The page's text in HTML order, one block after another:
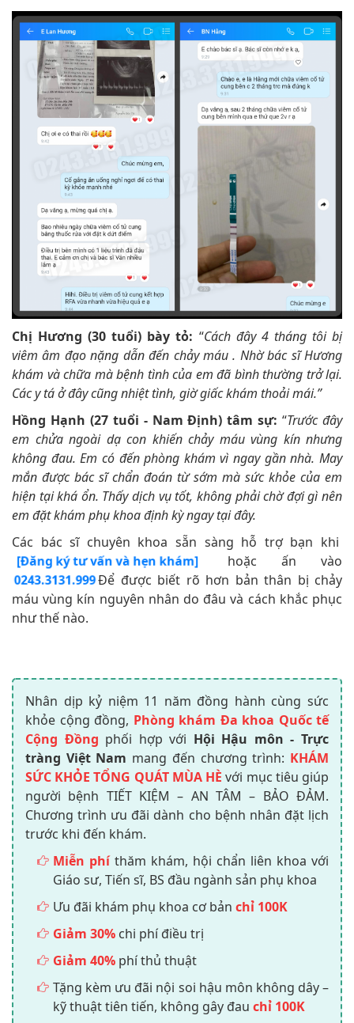
Chị Hương (30 tuổi) bày tỏ: “Cách đây 4 tháng tôi bị
viêm âm đạo nặng dẫn đến chảy máu . Nhờ bác sĩ Hương
khám và chữa mà bệnh tình của em đã bình thường trở lại.
Các y tá ở đây cũng nhiệt tình, giờ giấc khám thoải mái.”
Hồng Hạnh (27 tuổi - Nam Định) tâm sự: “Trước đây
em chửa ngoài dạ con khiến chảy máu vùng kín nhưng
không đau. Em có đến phòng khám vì ngay gần nhà. May
mắn được bác sĩ chẩn đoán từ sớm mà sức khỏe của em
hiện tại khá ổn. Thấy dịch vụ tốt, không phải chờ đợi gì nên
em đặt khám phụ khoa định kỳ ngay tại đây.
Các bác sĩ chuyên khoa sẵn sàng hỗ trợ bạn khi
[Đăng ký tư vấn và hẹn khám] hoặc ấn vào
0243.3131.999Để được biết rõ hơn bản thân bị chảy
máu vùng kín nguyên nhân do đâu và cách khắc phục
như thế nào.
Nhân dịp kỷ niệm 11 năm đồng hành cùng sức
khỏe cộng đồng, Phòng khám Đa khoa Quốc tế
Cộng Đồng phối hợp với Hội Hậu môn - Trực
tràng Việt Nam mang đến chương trình: KHÁM
SỨC KHỎE TỔNG QUÁT MÙA HÈ với mục tiêu giúp
người bệnh TIẾT KIỆM – AN TÂM – BẢO ĐẢM.
Chương trình ưu đãi dành cho bệnh nhân đặt lịch
trước khi đến khám.
Miễn phíthăm khám, hội chẩn liên khoa với
Giáo sư, Tiến sĩ, BS đầu ngành sản phụ khoa
Ưu đãi khám phụ khoa cơ bản chỉ 100K
Giảm 30% chi phí điều trị
Giảm 40% phí thủ thuật
Tặng kèm ưu đãi nội soi hậu môn không dây –
kỹ thuật tiên tiến, không gây đau chỉ 100K